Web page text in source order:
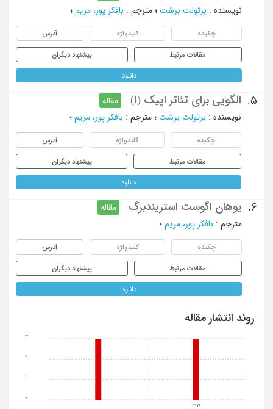
نویسنده : برتولت برشت ؛ مترجم : بافکر پور، مریم ؛
چکیده کلیدواژه آدرس
مقالات مرتبط پیشنهاد دیگران
دانلود
5. الگویی برای تئاتر اپیک (1)
مقاله
نویسنده : برتولت برشت ؛ مترجم : بافکر پور، مریم ؛
چکیده کلیدواژه آدرس
مقالات مرتبط پیشنهاد دیگران
دانلود
6. یوهان اگوست استریندبرگ
مقاله
مترجم : بافکر پور، مریم ؛
چکیده کلیدواژه آدرس
مقالات مرتبط پیشنهاد دیگران
دانلود
روند انتشار مقاله
1376
0
1
2
3